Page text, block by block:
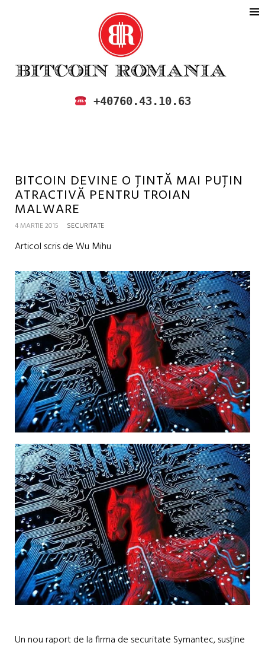
BITCOIN ROMANIA
CUMPARA SI VINDE BITCOIN IN
+40760.43.10.63
BITCOIN DEVINE O ȚINTĂ MAI PUȚIN
ATRACTIVĂ PENTRU TROIAN
MALWARE
4 MARTIE 2015 SECURITATE
Articol scris de Wu Mihu
Un nou raport de la firma de securitate Symantec, susține